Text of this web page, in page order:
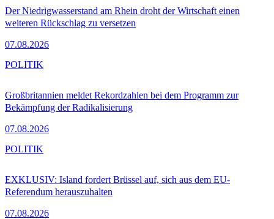
Der Niedrigwasserstand am Rhein droht der Wirtschaft einen
weiteren Rückschlag zu versetzen
07.08.2026
Großbritannien meldet Rekordzahlen bei dem Programm zur
Bekämpfung der Radikalisierung
07.08.2026
POLITIK
EXKLUSIV: Island fordert Brüssel auf, sich aus dem EU-
Referendum herauszuhalten
07.08.2026
POLITIK